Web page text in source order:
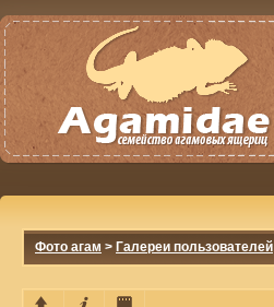
Фото агам > Галереи пользователей